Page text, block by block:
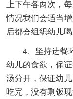
上下午各两次，
情况我们会适当
后都会组织幼儿
4、坚持进餐
幼儿的食欲，保
汤分开，保证幼
吃完，没有剩饭